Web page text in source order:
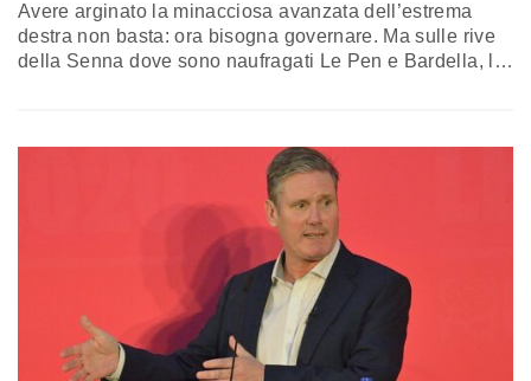
Avere arginato la minacciosa avanzata dell’estrema
destra non basta: ora bisogna governare. Ma sulle rive
della Senna dove sono naufragati Le Pen e Bardella, le